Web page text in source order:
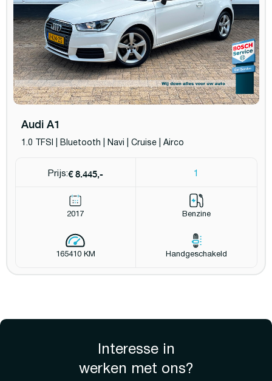
Audi A1
1.0 TFSI | Bluetooth | Navi | Cruise | Airco
Prijs:€ 8.445,- 1
2017 Benzine
165410 KM Handgeschakeld
Interesse in
werken met ons?